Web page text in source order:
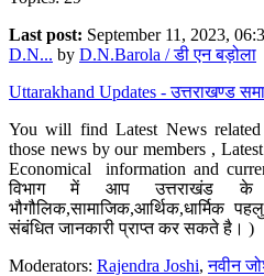
Last post: September 11, 2023,
D.N... by D.N.Barola / डी एन बड़ोला
Uttarakhand Updates - उत्तराखण्ड
You will find Latest News
those news by our members ,
Economical information and
विभाग में आप उत्तराखंड के
संबंधित जानकारी प्राप्त कर सकते है। )
Moderators: Rajendra Joshi,नवीन